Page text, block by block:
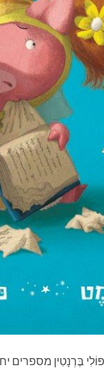
בֶּרְנָטִין